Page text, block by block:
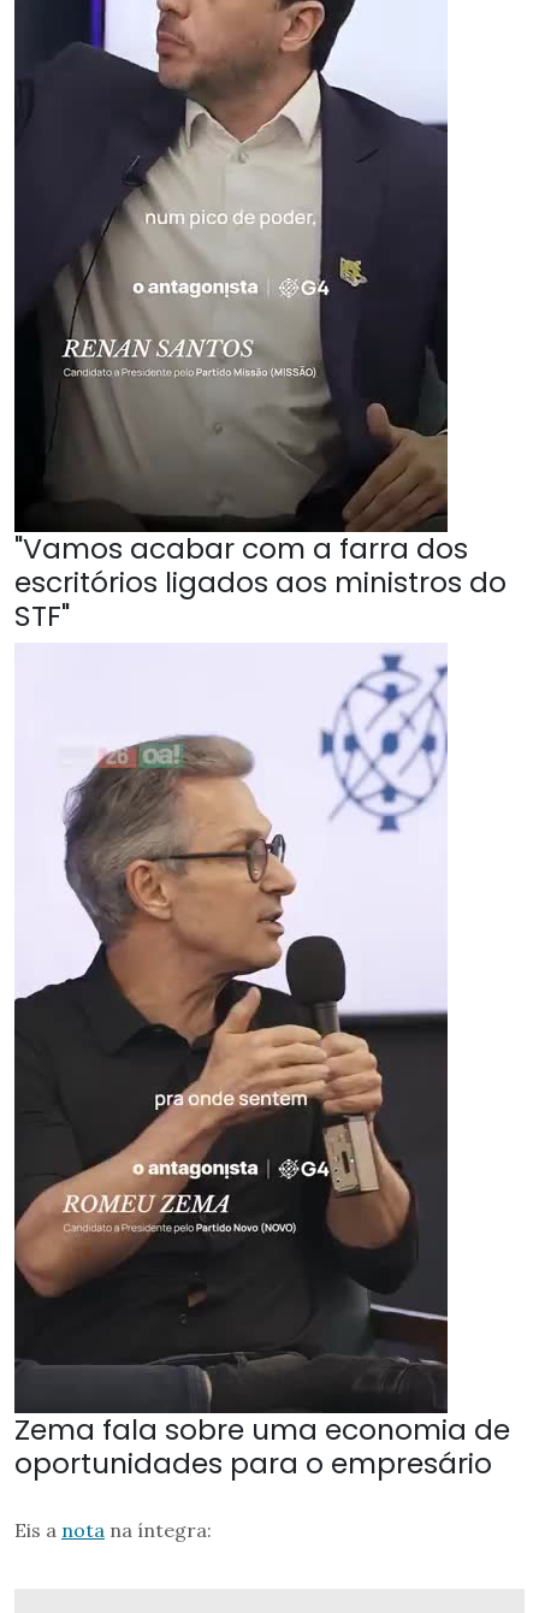
"Vamos acabar com a farra dos
escritórios ligados aos ministros do
STF"
Zema fala sobre uma economia de
oportunidades para o empresário
Eis a nota na íntegra: